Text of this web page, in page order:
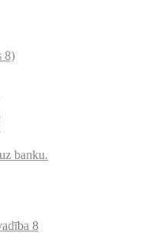
8)
banku.
8